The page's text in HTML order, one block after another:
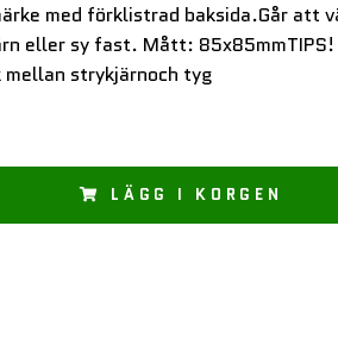
med förklistrad baksida.Går att
eller sy fast. Mått:
mellan strykjärnoch tyg
LÄGG I KORGEN